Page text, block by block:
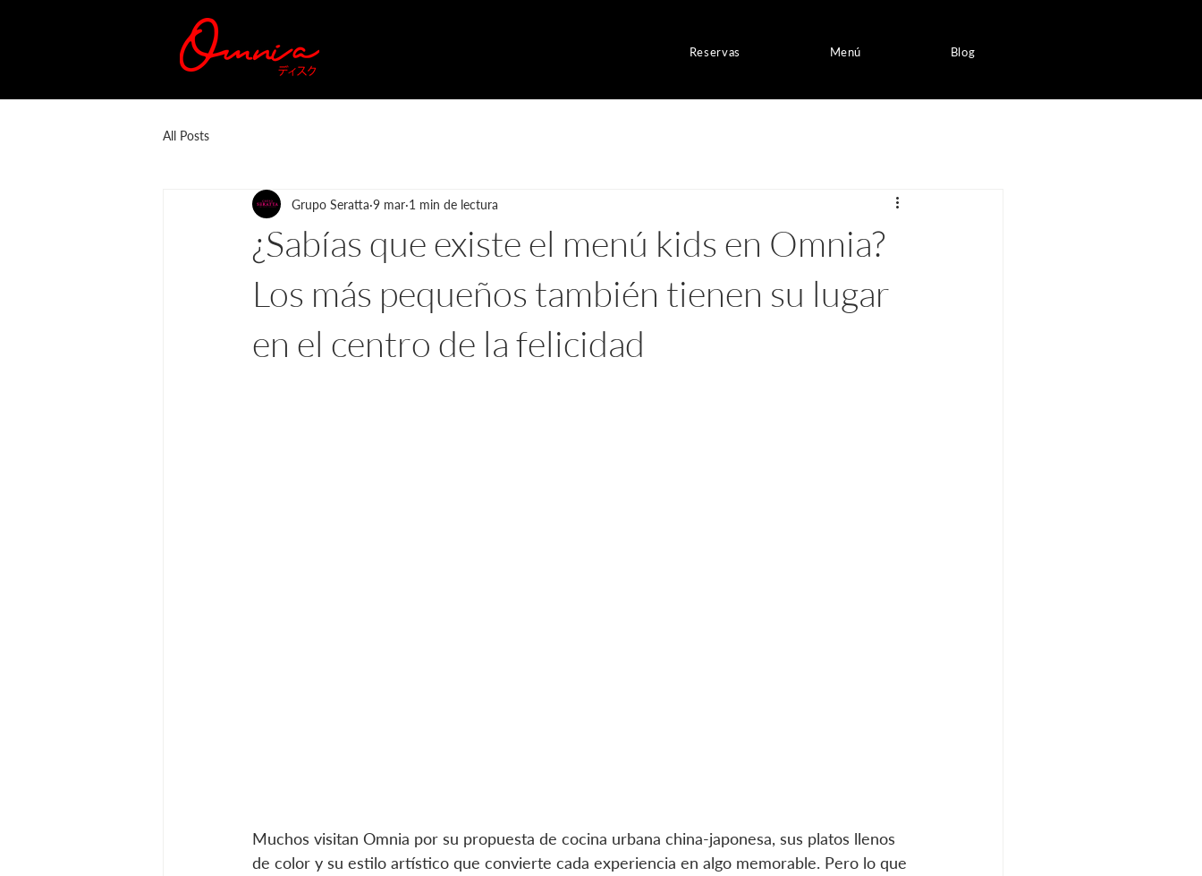
Reservas Menú Blog
All Posts
¿Sabías que existe el menú kids en Omnia?
Los más pequeños también tienen su lugar
en el centro de la felicidad
Grupo Seratta 9 mar 1 min de lectura
Muchos visitan Omnia por su propuesta de cocina urbana china-japonesa, sus platos llenos
de color y su estilo artístico que convierte cada experiencia en algo memorable. Pero lo que